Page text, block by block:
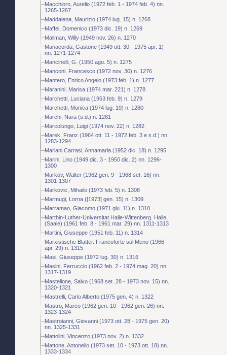
Macchioro, Aurelio (1972 feb. 1 - 1974 feb. 4) nn.
1265-1267
Maddalena, Maurizio (1974 lug. 15) n. 1268
Maffei, Domenico (1973 dic. 19) n. 1269
Mallman, Willy (1949 nov. 26) n. 1270
Manacorda, Gastone (1949 ott. 30 - 1975 apr. 1)
nn. 1271-1274
Mancinelli, G. (1950 ago. 5) n. 1275
Manconi, Francesco (1972 nov. 30) n. 1276
Mantero, Enrico Angelo (1973 feb. 1) n. 1277
Maranini, Marisa (1974 mar. 221) n. 1278
Marchetti, Luciana (1953 feb. 9) n. 1279
Marchetti, Monica (1974 lug. 19) n. 1280
Marchi, Nara (s.d.) n. 1281
Marcolungo, Luigi (1974 nov. 22) n. 1282
Marek, Franz (1964 ott. 11 - 1972 feb. 3 e s.d.) nn.
1283-1294
Mariani Carrasi, Annamaria (1952 dic. 18) n. 1295
Marini, Lino (1949 dic. 3 - 1950 dic. 2) nn. 1296-
1300
Markov, Walter (1962 gen. 9 - 1968 set. 16) nn.
1301-1307
Markovic, Mihailo (1973 feb. 5) n. 1308
Marmugi, Lorna ([1973] gen. 15) n. 1309
Marramao, Giacomo (1971 giu. 11) n. 1310
Marthin-Luther-Universitat Halle-Wittenberg. Halle
(Saale) (1961 feb. 8 - 1961 mar. 29) nn. 1311-1313
Martini, Giuseppe (1951 feb. 11) n. 1314
Marxistische Blatter. Francoforte sul Meno (1966
apr. 29) n. 1315
Masi, Giuseppe (1972 lug. 30) n. 1316
Masini, Ferruccio (1962 feb. 2 - 1974 mag. 20) nn.
1317-1319
Mastellone, Salvo (1968 set. 28 - 1973 nov. 15) nn.
1320-1321
Mastrelli, Carlo Alberto (1975 gen. 4) n. 1322
Mastro, Marco (1962 gen. 10 - 1962 gen. 26) nn.
1323-1324
Mastroianni, Giovanni (1973 ott. 28 - 1975 gen. 20)
nn. 1325-1331
Mattolini, Vincenzo (1973 nov. 2) n. 1332
Mattone, Antonello (1973 set. 10 - 1973 ott. 18) nn.
1333-1334